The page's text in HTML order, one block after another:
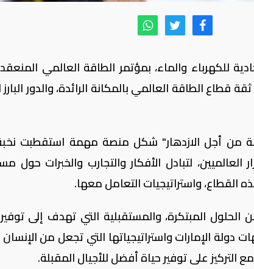
للكهرباء والماء، بمؤتمر الطاقة العالمي المنعقد
الطاقة العالمي بالمكانة الرائدة، والدور
من أجل الازدهار" شكل منصة مهمة استقطبت
العالميين، لتبادل الأفكار والتجارب والخبرات حول
القطاع، واستراتيجيات التعامل معها.
المبتكرة، والمستقبلية التي تهدف إلى
الإمارات واستراتيجياتها التي تجعل من
على توفير حياة أفضل للأجيال المقبلة.